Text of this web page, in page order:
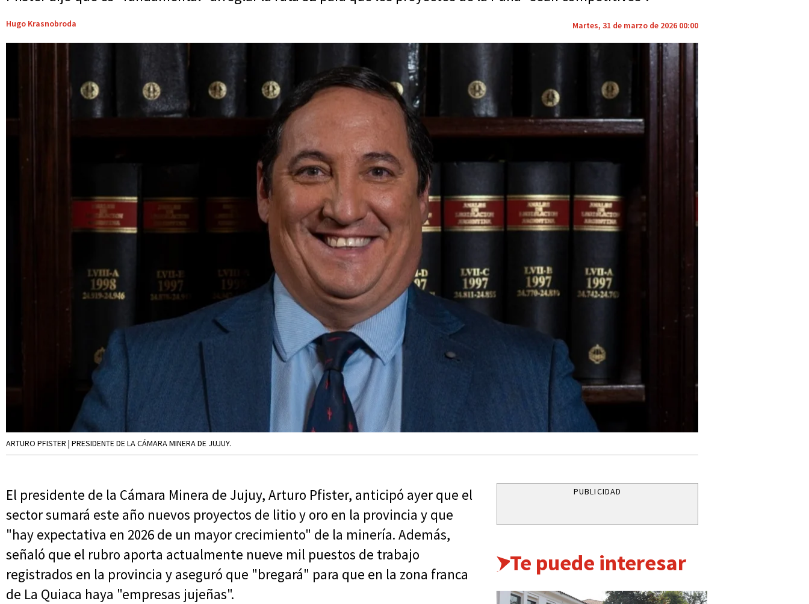
Hugo Krasnobroda Martes, 31 de marzo de 2026 00:00
ARTURO PFISTER | PRESIDENTE DE LA CÁMARA MINERA DE JUJUY.
El presidente de la Cámara Minera de Jujuy, Arturo Pfister, anticipó ayer que el
sector sumará este año nuevos proyectos de litio y oro en la provincia y que
"hay expectativa en 2026 de un mayor crecimiento" de la minería. Además,
señaló que el rubro aporta actualmente nueve mil puestos de trabajo
registrados en la provincia y aseguró que "bregará" para que en la zona franca
de La Quiaca haya "empresas jujeñas".
PUBLICIDAD
Te puede interesar